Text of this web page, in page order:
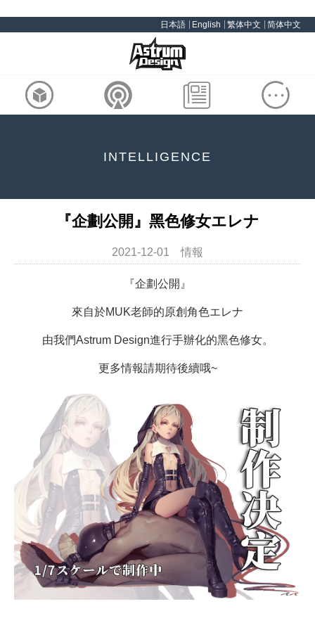
日本語 English 繁体中文 简体中文
INTELLIGENCE
『企劃公開』黑色修女エレナ
2021-12-01 情報
『企劃公開』
來自於MUK老師的原創角色エレナ
由我們Astrum Design進行手辦化的黑色修女。
更多情報請期待後續哦~